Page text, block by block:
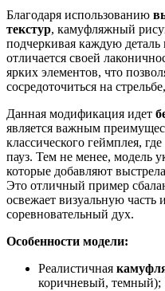
Благодаря использованию
текстур, камуфляжный
подчеркивая каждую
отличается своей
ярких элементов, что
сосредоточиться на
Данная модификация идет
является важным
классического геймплея,
пауз. Тем не менее, модель
которые добавляют
Это отличный пример
освежает визуальную часть
соревновательный дух.
Особенности модели:
Реалистичная
коричневый, темный);